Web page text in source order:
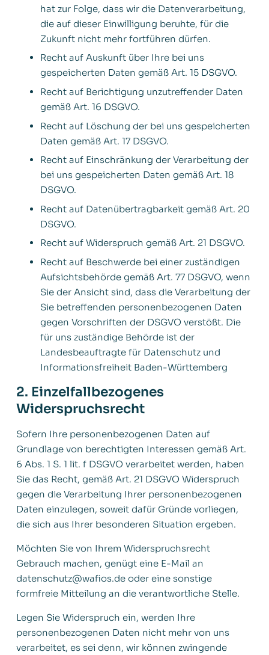
hat zur Folge, dass wir die Datenverarbeitung,
die auf dieser Einwilligung beruhte, für die
Zukunft nicht mehr fortführen dürfen.
Recht auf Auskunft über Ihre bei uns
gespeicherten Daten gemäß Art. 15 DSGVO.
Recht auf Berichtigung unzutreffender Daten
gemäß Art. 16 DSGVO.
Recht auf Löschung der bei uns gespeicherten
Daten gemäß Art. 17 DSGVO.
Recht auf Einschränkung der Verarbeitung der
bei uns gespeicherten Daten gemäß Art. 18
DSGVO.
Recht auf Datenübertragbarkeit gemäß Art. 20
DSGVO.
Recht auf Widerspruch gemäß Art. 21 DSGVO.
Recht auf Beschwerde bei einer zuständigen
Aufsichtsbehörde gemäß Art. 77 DSGVO, wenn
Sie der Ansicht sind, dass die Verarbeitung der
Sie betreffenden personenbezogenen Daten
gegen Vorschriften der DSGVO verstößt. Die
für uns zuständige Behörde ist der
Landesbeauftragte für Datenschutz und
Informationsfreiheit Baden-Württemberg
2. Einzelfallbezogenes
Widerspruchsrecht
Sofern Ihre personenbezogenen Daten auf
Grundlage von berechtigten Interessen gemäß Art.
6 Abs. 1 S. 1 lit. f DSGVO verarbeitet werden, haben
Sie das Recht, gemäß Art. 21 DSGVO Widerspruch
gegen die Verarbeitung Ihrer personenbezogenen
Daten einzulegen, soweit dafür Gründe vorliegen,
die sich aus Ihrer besonderen Situation ergeben.
Möchten Sie von Ihrem Widerspruchsrecht
Gebrauch machen, genügt eine E-Mail an
datenschutz@wafios.de oder eine sonstige
formfreie Mitteilung an die verantwortliche Stelle.
Legen Sie Widerspruch ein, werden Ihre
personenbezogenen Daten nicht mehr von uns
verarbeitet, es sei denn, wir können zwingende